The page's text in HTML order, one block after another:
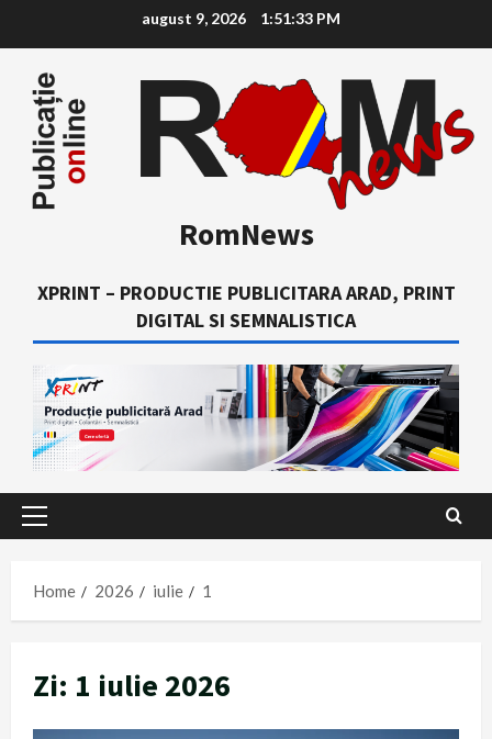
content
august 9, 2026 1:51:34 PM
RomNews
XPRINT – PRODUCTIE PUBLICITARA ARAD, PRINT
DIGITAL SI SEMNALISTICA
Primary
Home
2026 iulie 1
Zi: 1 iulie 2026